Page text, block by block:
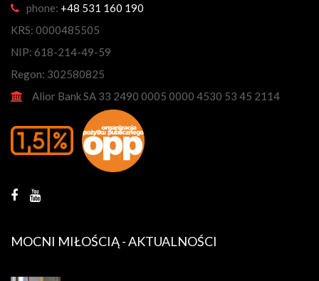
phone: +48 531 160 190
KRS: 0000485505
NIP: 618-214-49-59
Regon: 302580825
Alior Bank SA 33 2490 0005 0000 4530 53 45 2114
MOCNI MIŁOŚCIĄ - AKTUALNOŚCI